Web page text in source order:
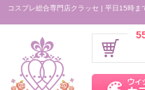
コスプレ総合専門店クラッセ | 平日15時